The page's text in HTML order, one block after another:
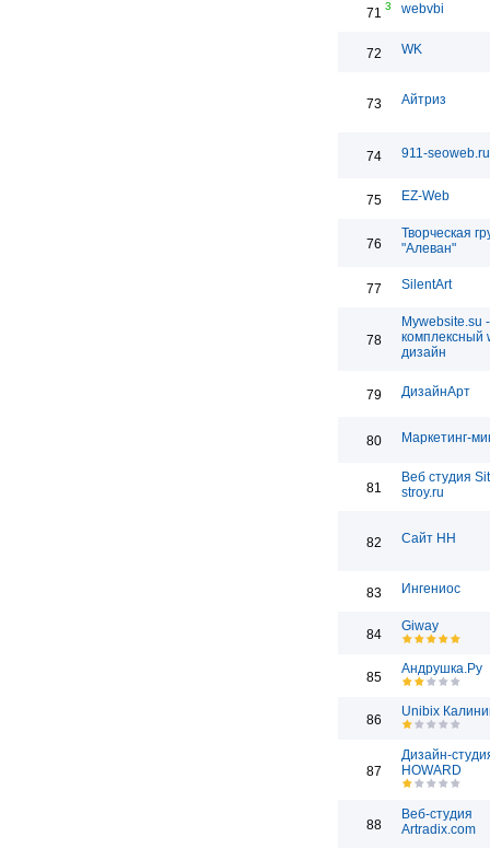
71 3 webvbi
72 WK
73 Айтриз
74 911-seoweb.ru
75 EZ-Web
76
Творческая
"Алеван"
77 SilentArt
78
Mywebsite.su -
комплексный
дизайн
79 ДизайнАрт
80 Маркетинг-
81
Веб студия
stroy.ru
82 Сайт НН
83 Ингениос
84
Giway
85
Андрушка.Ру
86
Unibix
87
Дизайн-
HOWARD
88
Веб-студия
Artradix.com